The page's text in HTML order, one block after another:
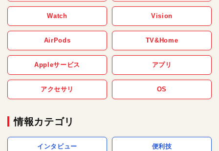
Watch Vision
AirPods TV&Home
Appleサービス アプリ
アクセサリ OS
情報カテゴリ
インタビュー 便利技